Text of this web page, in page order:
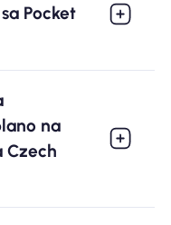
Pocket
na
Czech